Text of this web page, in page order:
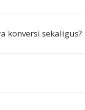
konversi sekaligus?